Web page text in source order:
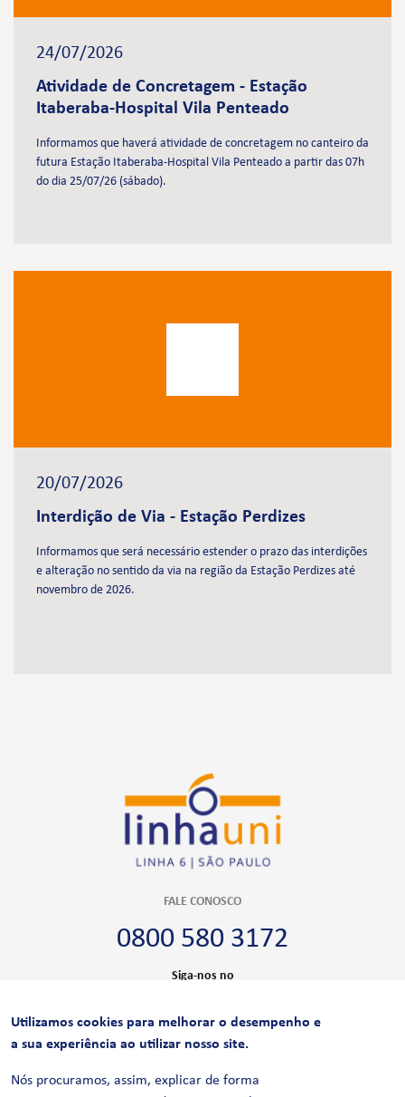
24/07/2026
Atividade de Concretagem - Estação
Itaberaba-Hospital Vila Penteado
Informamos que haverá atividade de concretagem no canteiro da
futura Estação Itaberaba-Hospital Vila Penteado a partir das 07h
do dia 25/07/26 (sábado).
20/07/2026
Interdição de Via - Estação Perdizes
Informamos que será necessário estender o prazo das interdições
e alteração no sentido da via na região da Estação Perdizes até
novembro de 2026.
FALE CONOSCO
0800 580 3172
Siga-nos no
CERTIFICAÇÕES
Utilizamos cookies para melhorar o desempenho e
a sua experiência ao utilizar nosso site.
Nós procuramos, assim, explicar de forma